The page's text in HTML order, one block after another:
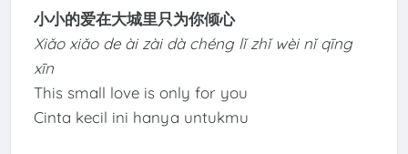
小小的爱在大城里只为你倾心
Xiǎo xiǎo de ài zài dà chéng lǐ zhǐ wèi nǐ qīng
xīn
This small love is only for you
Cinta kecil ini hanya untukmu